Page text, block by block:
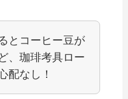
とコーヒー豆が
、珈琲考具ロー
配なし！